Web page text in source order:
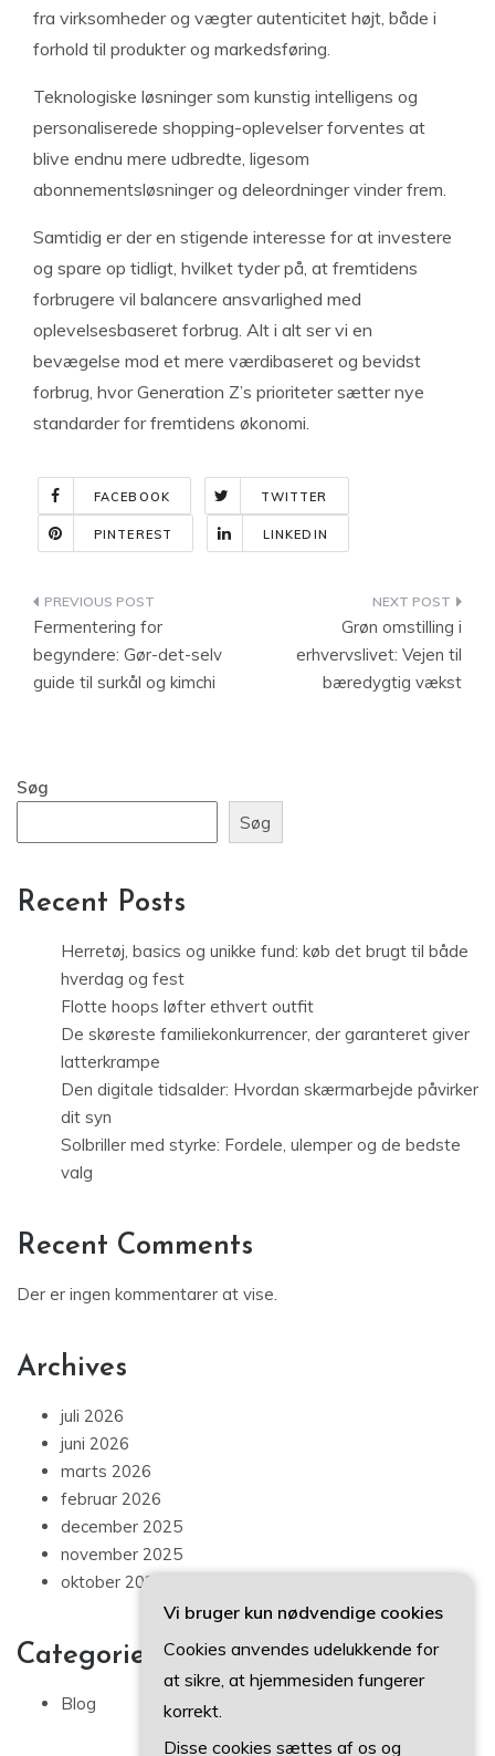
fra virksomheder og vægter autenticitet højt, både i
forhold til produkter og markedsføring.
Teknologiske løsninger som kunstig intelligens og
personaliserede shopping-oplevelser forventes at
blive endnu mere udbredte, ligesom
abonnementsløsninger og deleordninger vinder frem.
Samtidig er der en stigende interesse for at investere
og spare op tidligt, hvilket tyder på, at fremtidens
forbrugere vil balancere ansvarlighed med
oplevelsesbaseret forbrug. Alt i alt ser vi en
bevægelse mod et mere værdibaseret og bevidst
forbrug, hvor Generation Z’s prioriteter sætter nye
standarder for fremtidens økonomi.
FACEBOOK TWITTER
PINTEREST LINKEDIN
Indlægsnavigation
Fermentering for
begyndere: Gør-det-selv
guide til surkål og kimchi
Grøn omstilling i
erhvervslivet: Vejen til
bæredygtig vækst
Søg
Søg
Recent Posts
Herretøj, basics og unikke fund: køb det brugt til både
hverdag og fest
Flotte hoops løfter ethvert outfit
De skøreste familiekonkurrencer, der garanteret giver
latterkrampe
Den digitale tidsalder: Hvordan skærmarbejde påvirker
dit syn
Solbriller med styrke: Fordele, ulemper og de bedste
valg
Recent Comments
Der er ingen kommentarer at vise.
Archives
juli 2026
juni 2026
marts 2026
februar 2026
december 2025
november 2025
oktober 2025
Categories
Blog
Vi bruger kun nødvendige cookies
Cookies anvendes udelukkende for
at sikre, at hjemmesiden fungerer
korrekt.
Disse cookies sættes af os og